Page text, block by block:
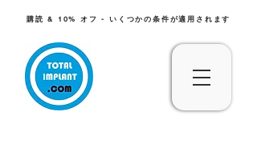
購読 & 10% オフ - いくつかの条件が適用されます